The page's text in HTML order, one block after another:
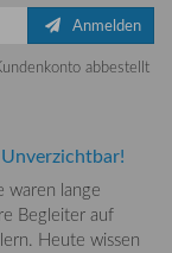
Anmelden
abbestellt
waren lange
Begleiter auf
Heute wissen